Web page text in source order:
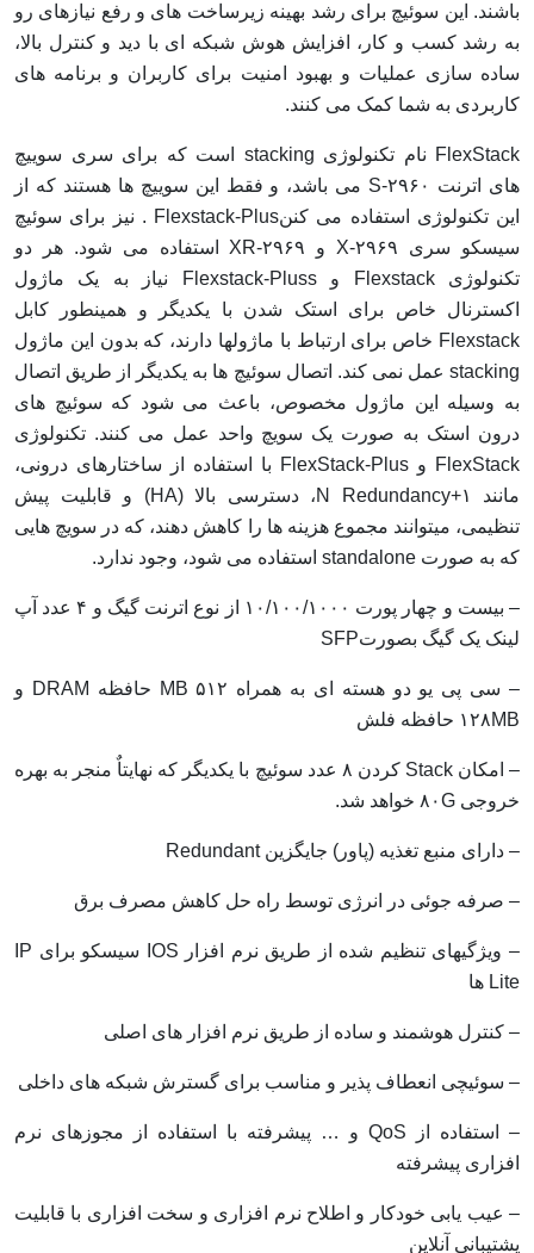
باشند. این سوئیچ برای رشد بهینه زیرساخت های و رفع نیازهای رو
به رشد کسب و کار، افزایش هوش شبکه ای با دید و کنترل بالا،
ساده سازی عملیات و بهبود امنیت برای کاربران و برنامه های
کاربردی به شما کمک می کنند.
FlexStack نام تکنولوژی stacking است که برای سری سوییچ
های اترنت ۲۹۶۰-S می باشد، و فقط این سوییچ ها هستند که از
این تکنولوژی استفاده می کننFlexstack-Plus . نیز برای سوئیچ
سیسکو سری ۲۹۶۹-X و ۲۹۶۹-XR استفاده می شود. هر دو
تکنولوژی Flexstack و Flexstack-Pluss نیاز به یک ماژول
اکسترنال خاص برای استک شدن با یکدیگر و همینطور کابل
Flexstack خاص برای ارتباط با ماژولها دارند، که بدون این ماژول
stacking عمل نمی کند. اتصال سوئیچ ها به یکدیگر از طریق اتصال
به وسیله این ماژول مخصوص، باعث می شود که سوئیچ های
درون استک به صورت یک سویچ واحد عمل می کنند. تکنولوژی
FlexStack و FlexStack-Plus با استفاده از ساختارهای درونی،
مانند ۱+N Redundancy، دسترسی بالا (HA) و قابلیت پیش
تنظیمی، میتوانند مجموع هزینه ها را کاهش دهند، که در سویچ هایی
که به صورت standalone استفاده می شود، وجود ندارد.
– بیست و چهار پورت ۱۰/۱۰۰/۱۰۰۰ از نوع اترنت گیگ و ۴ عدد آپ
لینک یک گیگ بصورتSFP
– سی پی یو دو هسته ای به همراه ۵۱۲ MB حافظه DRAM و
۱۲۸MB حافظه فلش
– امکان Stack کردن ۸ عدد سوئیچ با یکدیگر که نهایتاٌ منجر به بهره
خروجی ۸۰G خواهد شد.
– دارای منبع تغذیه (پاور) جایگزین Redundant
– صرفه جوئی در انرژی توسط راه حل کاهش مصرف برق
– ویژگیهای تنظیم شده از طریق نرم افزار IOS سیسکو برای IP
Lite ها
– کنترل هوشمند و ساده از طریق نرم افزار های اصلی
– سوئیچی انعطاف پذیر و مناسب برای گسترش شبکه های داخلی
– استفاده از QoS و … پیشرفته با استفاده از مجوزهای نرم
افزاری پیشرفته
– عیب یابی خودکار و اطلاح نرم افزاری و سخت افزاری با قابلیت
پشتیبانی آنلاین